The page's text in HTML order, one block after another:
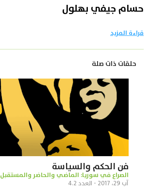
حسام جيفي بهلول
قراءة المزيد
حلقات ذات صلة
فن الحكم والسياسة
الصراع في سوريا: الماضي والحاضر والمستقبل
آب 29، 2017 - العدد 4.2